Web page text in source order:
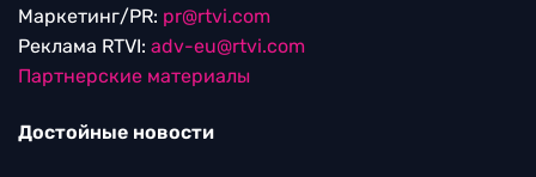
Маркетинг/PR: pr@rtvi.com
Реклама RTVI: adv-eu@rtvi.com
Партнерские материалы
Достойные новости